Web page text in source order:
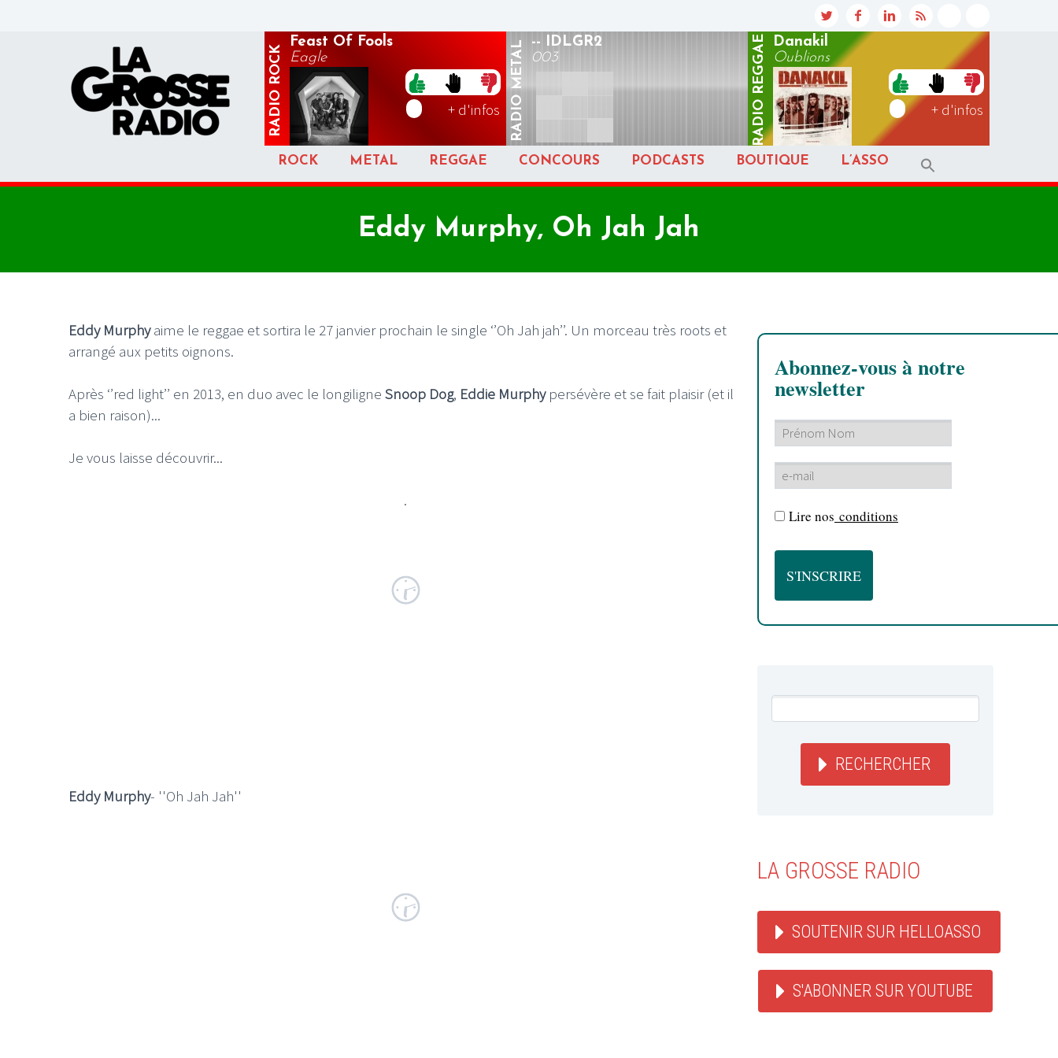
RADIO
ROCK
Feast Of Fools
Eagle
+ d'infos RADIO
METAL -- IDLGR2
003
RADIO
REGGAE
Danakil
Oublions
+ d'infos
ROCK METAL REGGAE CONCOURS PODCASTS BOUTIQUE L’ASSO
Eddy Murphy, Oh Jah Jah
Eddy Murphyaime le reggae et sortira le 27 janvier prochain le single ‘’Oh Jah jah’’. Un morceau très roots et
arrangé aux petits oignons.
Après ‘’red light’’ en 2013, en duo avec le longiligne Snoop Dog, Eddie Murphy persévère et se fait plaisir (et il
a bien raison)...
Je vous laisse découvrir...
.
Eddy Murphy- ''Oh Jah Jah''
Abonnez-vous à notre
newsletter
Lire nos conditions
RECHERCHER
LA GROSSE RADIO
SOUTENIR SUR HELLOASSO
S'ABONNER SUR YOUTUBE